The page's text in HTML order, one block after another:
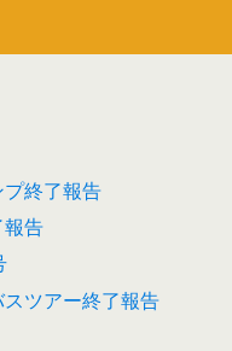
終了報告
告
ツアー終了報告